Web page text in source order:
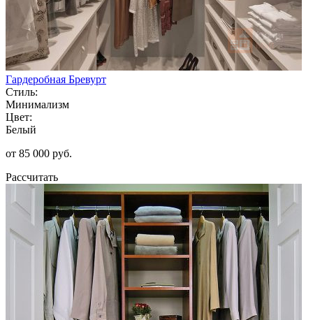
Гардеробная Бревурт
Стиль:
Минимализм
Цвет:
Белый
от 85 000 руб.
Рассчитать